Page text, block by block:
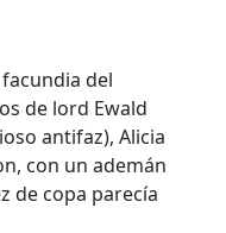
del
de lord Ewald
antifaz), Alicia
con un ademán
de copa parecía